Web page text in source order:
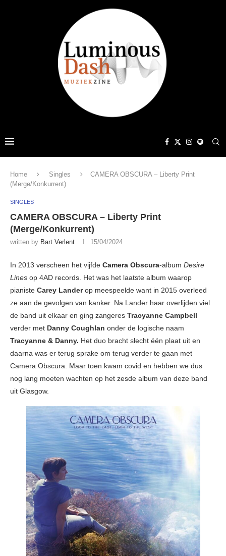
Home Singles
CAMERA OBSCURA – Liberty Print
(Merge/Konkurrent)
SINGLES
CAMERA OBSCURA – Liberty Print
(Merge/Konkurrent)
written by Bart Verlent 15/04/2024
In 2013 verscheen het vijfde Camera Obscura-album Desire
Lines op 4AD records. Het was het laatste album waarop
pianiste Carey Landerop meespeelde want in 2015 overleed
ze aan de gevolgen van kanker. Na Lander haar overlijden viel
de band uit elkaar en ging zangeres Tracyanne Campbell
verder met Danny Coughlan onder de logische naam
Tracyanne & Danny. Het duo bracht slecht één plaat uit en
daarna was er terug sprake om terug verder te gaan met
Camera Obscura. Maar toen kwam covid en hebben we dus
nog lang moeten wachten op het zesde album van deze band
uit Glasgow.